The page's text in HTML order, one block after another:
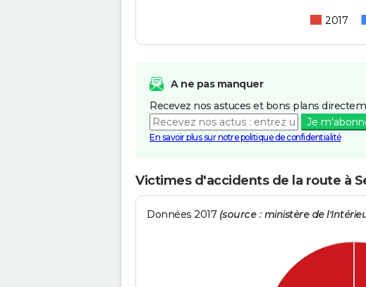
2017
A ne pas manquer
Recevez nos astuces et bons plans
Je
En savoir plus sur notre politique de confidentialité
Victimes d'accidents de la route à
Données 2017 (source : ministère de